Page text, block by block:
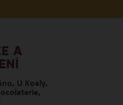
A
U Koaly,